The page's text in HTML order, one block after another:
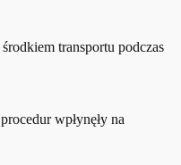
transportu podczas
wpłynęły na